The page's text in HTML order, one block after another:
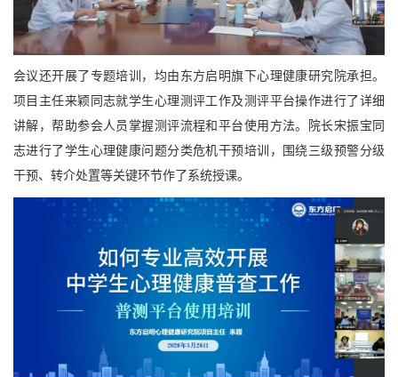
会议还开展了专题培训，均由东方启明旗下心理健康研究院承担。
项目主任来颖同志就学生心理测评工作及测评平台操作进行了详细
讲解，帮助参会人员掌握测评流程和平台使用方法。院长宋振宝同
志进行了学生心理健康问题分类危机干预培训，围绕三级预警分级
干预、转介处置等关键环节作了系统授课。